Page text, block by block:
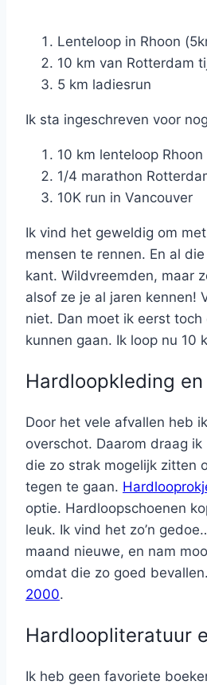
Lenteloop in Rhoon
10 km van Rotterdam
5 km ladiesrun
Ik sta ingeschreven voor
10 km lenteloop Rhoon
1/4 marathon
10K run in Vancouver
Ik vind het geweldig om
mensen te rennen. En al
kant. Wildvreemden, maar
alsof ze je al jaren kennen!
niet. Dan moet ik eerst
kunnen gaan. Ik loop nu 10
Hardloopkleding
Door het vele afvallen heb
overschot. Daarom draag
die zo strak mogelijk zitten
tegen te gaan.
optie. Hardloopschoenen
leuk. Ik vind het zo’n
maand nieuwe, en nam
omdat die zo goed
2000.
Hardloopliteratuur
Ik heb geen favoriete